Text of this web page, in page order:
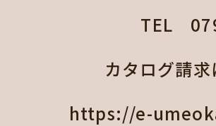
TEL
カタログ請
https://e-